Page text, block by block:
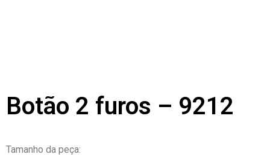
Botão 2 furos – 9212
Tamanho da peça: